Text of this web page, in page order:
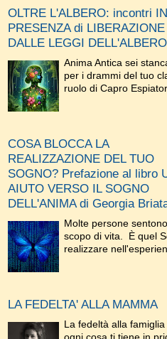
OLTRE L'ALBERO: incontri IN
PRESENZA di LIBERAZIONE
DALLE LEGGI DELL'ALBERO
Anima Antica sei
per i drammi del tuo
ruolo di Capro
COSA BLOCCA LA
REALIZZAZIONE DEL TUO
SOGNO? Prefazione al libro
AIUTO VERSO IL SOGNO
DELL'ANIMA di Georgia
Molte persone
scopo di vita. È quel
realizzare
LA FEDELTA' ALLA MAMMA
La fedeltà alla